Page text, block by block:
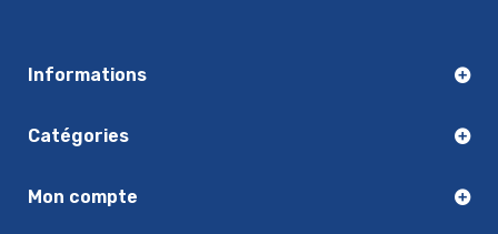
Informations
Catégories
Mon compte